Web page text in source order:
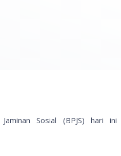
Sosial (BPJS) hari ini